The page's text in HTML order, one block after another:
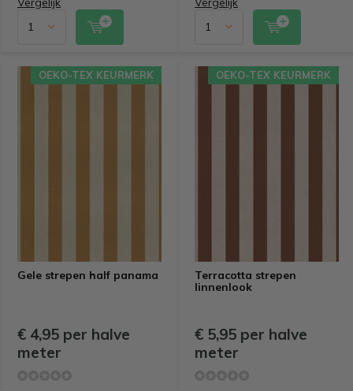
Gele strepen half panama
OEKO-TEX KEURMERK
€ 4,95 per halve
meter
Terracotta strepen
linnenlook
OEKO-TEX KEURMERK
€ 5,95 per halve
meter